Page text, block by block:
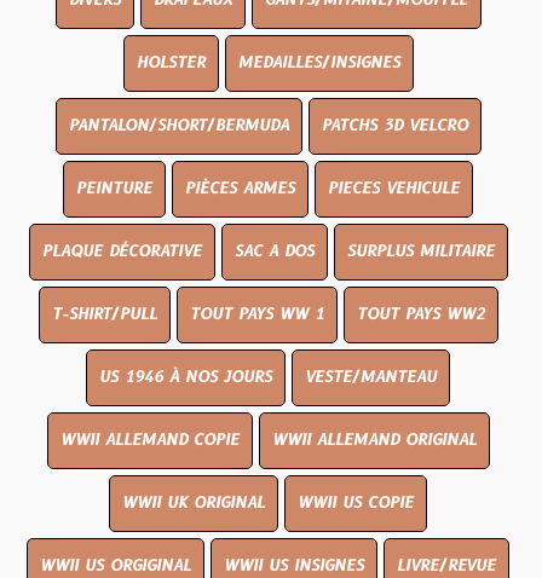
HOLSTER MEDAILLES/INSIGNES
PANTALON/SHORT/BERMUDA PATCHS 3D VELCRO
PEINTURE PIÈCES ARMES PIECES VEHICULE
PLAQUE DÉCORATIVE SAC A DOS SURPLUS MILITAIRE
T-SHIRT/PULL TOUT PAYS WW 1 TOUT PAYS WW2
US 1946 À NOS JOURS VESTE/MANTEAU
WWII ALLEMAND COPIE WWII ALLEMAND ORIGINAL
WWII UK ORIGINAL WWII US COPIE
WWII US ORGIGINAL WWII US INSIGNES LIVRE/REVUE